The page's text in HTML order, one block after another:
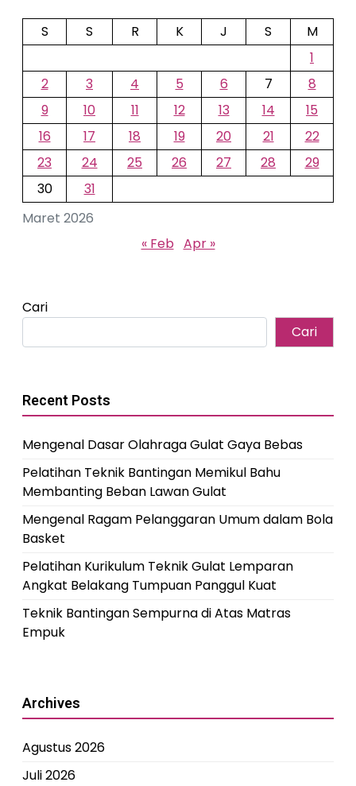
Maret 2026
S S R K J S
M
1
2
3 4 5 6 7
8
9
10 11 12 13 14
15
16
17 18 19 20 21
22
23
24 25 26 27 28
29
30
31
« Feb Apr »
Cari
Cari
Recent Posts
Mengenal Dasar Olahraga Gulat Gaya Bebas
Pelatihan Teknik Bantingan Memikul Bahu
Membanting Beban Lawan Gulat
Mengenal Ragam Pelanggaran Umum dalam Bola
Basket
Pelatihan Kurikulum Teknik Gulat Lemparan
Angkat Belakang Tumpuan Panggul Kuat
Teknik Bantingan Sempurna di Atas Matras
Empuk
Archives
Agustus 2026
Juli 2026